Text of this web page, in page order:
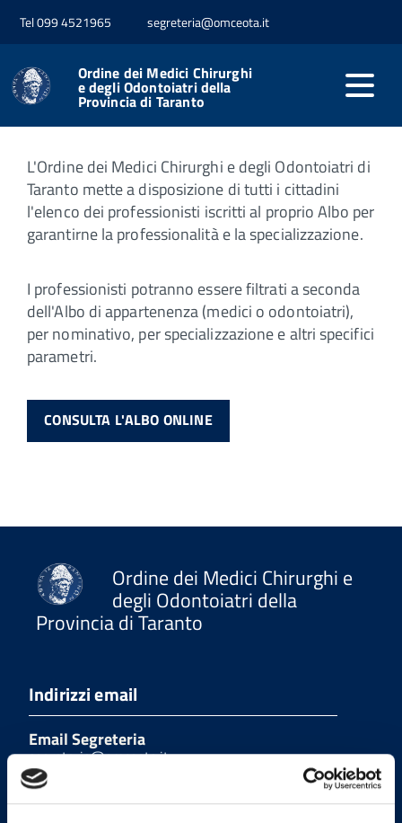
Tel 099 4521965 segreteria@omceota.it
Ordine dei Medici Chirurghi
e degli Odontoiatri della
Provincia di Taranto
Home Servizi Online Ricerca nell'Albo dell'Ordine
Ricerca Albo
L'Ordine dei Medici Chirurghi e degli Odontoiatri di
Taranto mette a disposizione di tutti i cittadini
l'elenco dei professionisti iscritti al proprio Albo per
garantirne la professionalità e la specializzazione.
I professionisti potranno essere filtrati a seconda
dell'Albo di appartenenza (medici o odontoiatri),
per nominativo, per specializzazione e altri specifici
parametri.
CONSULTA L'ALBO ONLINE
Ordine dei Medici Chirurghi e
degli Odontoiatri della
Provincia di Taranto
Indirizzi email
Email Segreteria
segreteria@omceota.it
Email Presidenza
presidenza@omceota.it